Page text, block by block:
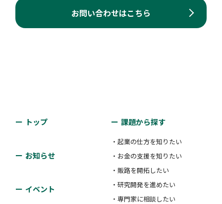
お問い合わせはこちら
トップ
お知らせ
イベント
課題から探す
・起業の仕方を知りたい
・お金の支援を知りたい
・販路を開拓したい
・研究開発を進めたい
・専門家に相談したい